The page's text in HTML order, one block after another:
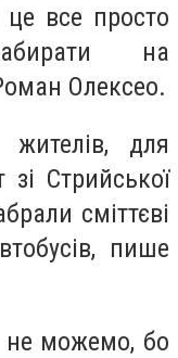
це все просто
на
Олексео.
для
зі Стрийської
сміттєві
пише
не можемо, бо